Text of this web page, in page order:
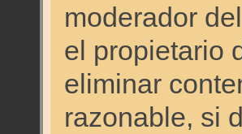
moderador
el propietario
eliminar
razonable, si